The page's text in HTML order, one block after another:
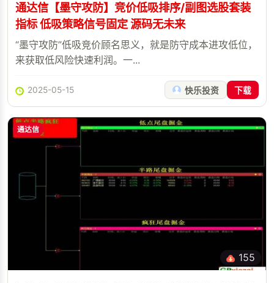
通达信【墨守攻防】竞价低吸排序/副图选股套装
指标 低吸策略信号固定 源码无未来
“墨守攻防”低吸竞价顾名思义，就是防守成本进攻低位，
来获取低风险快速利润。一...
2025-05-15 快乐投资 下载
通达信
155